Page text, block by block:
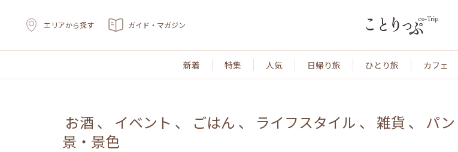
エリアから探す ガイド・マガジン
新着 特集 人気 日帰り旅 ひとり旅 カフェ
お酒 、 イベント 、 ごはん 、 ライフスタイル 、 雑貨 、 パン
景・景色